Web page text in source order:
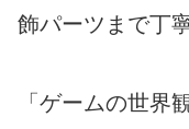
飾パーツまで丁
「ゲームの世界